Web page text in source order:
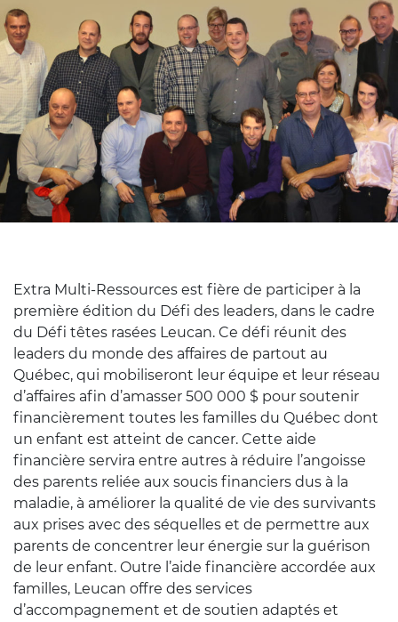
Extra Multi-Ressources est fière de participer à la
première édition du Défi des leaders, dans le cadre
du Défi têtes rasées Leucan. Ce défi réunit des
leaders du monde des affaires de partout au
Québec, qui mobiliseront leur équipe et leur réseau
d’affaires afin d’amasser 500 000 $ pour soutenir
financièrement toutes les familles du Québec dont
un enfant est atteint de cancer. Cette aide
financière servira entre autres à réduire l’angoisse
des parents reliée aux soucis financiers dus à la
maladie, à améliorer la qualité de vie des survivants
aux prises avec des séquelles et de permettre aux
parents de concentrer leur énergie sur la guérison
de leur enfant. Outre l’aide financière accordée aux
familles, Leucan offre des services
d’accompagnement et de soutien adaptés et